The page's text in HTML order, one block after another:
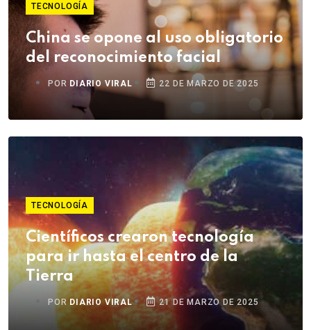
TECNOLOGÍA
China se opone al uso obligatorio
del reconocimiento facial
POR DIARIO VIRAL 22 DE MARZO DE 2025
TECNOLOGÍA
Científicos crearon tecnología
para ir hasta el centro de la
Tierra
POR DIARIO VIRAL 21 DE MARZO DE 2025